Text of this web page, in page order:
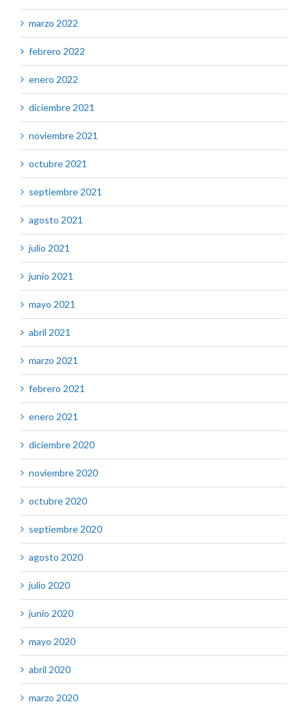
marzo 2022
febrero 2022
enero 2022
diciembre 2021
noviembre 2021
octubre 2021
septiembre 2021
agosto 2021
julio 2021
junio 2021
mayo 2021
abril 2021
marzo 2021
febrero 2021
enero 2021
diciembre 2020
noviembre 2020
octubre 2020
septiembre 2020
agosto 2020
julio 2020
junio 2020
mayo 2020
abril 2020
marzo 2020